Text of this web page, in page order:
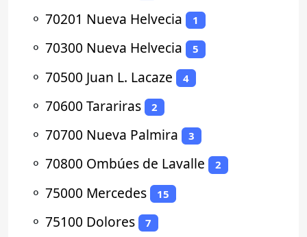
⚬ 70201 Nueva Helvecia 1
⚬ 70300 Nueva Helvecia 5
⚬ 70500 Juan L. Lacaze 4
⚬ 70600 Tarariras 2
⚬ 70700 Nueva Palmira 3
⚬ 70800 Ombúes de Lavalle 2
⚬ 75000 Mercedes 15
⚬ 75100 Dolores 7